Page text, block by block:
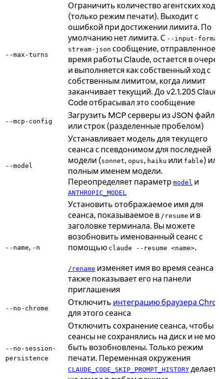
--max-turns
Ограничить количество агентских
(только режим печати). Выходит с
ошибкой при достижении лимита. По
умолчанию нет лимита. С --input-
stream-json сообщение, отправленное
время работы Claude, остается в
и выполняется как собственный ход с
собственным лимитом, когда лимит
заканчивает текущий. До v2.1.205
Code отбрасывал это сообщение
--mcp-config
Загрузить MCP серверы из JSON
или строк (разделенные пробелом)
--model
Устанавливает модель для текущего
сеанса с псевдонимом для последней
модели (sonnet, opus, haiku или fable)
полным именем модели.
Переопределяет параметр model и
ANTHROPIC_MODEL
--name, -n
Установить отображаемое имя для
сеанса, показываемое в /resume и в
заголовке терминала. Вы можете
возобновить именованный сеанс с
помощью claude --resume <name>.
/rename изменяет имя во время сеанса
также показывает его на панели
приглашения
--no-chrome
Отключить интеграцию браузера
для этого сеанса
--no-session-
persistence
Отключить сохранение сеанса, чтобы
сеансы не сохранялись на диск и не
быть возобновлены. Только режим
печати. Переменная окружения
CLAUDE_CODE_SKIP_PROMPT_HISTORY делает